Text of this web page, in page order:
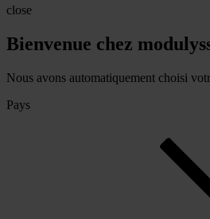
close
Bienvenue chez
Nous avons automatiquement choisi
Pays